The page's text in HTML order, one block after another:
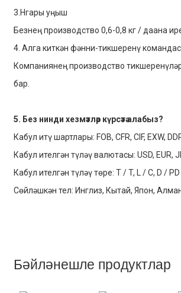
3.Hгары уңыш
Безнең производство 0,6-0,8 кг / даана
4. Алга киткән фәнни-тикшеренү
Компаниянең производство
бар.
5. Без нинди хезмәтләр күрсәтә алабыз?
Кабул итү шартлары: FOB, CFR, CIF, EXW,
Кабул ителгән түләү валютасы: USD, EUR,
Кабул ителгән түләү төре: T / T, L / C, D /
Сөйләшкән тел: Инглиз, Кытай, Япон,
Бәйләнешле продуктлар